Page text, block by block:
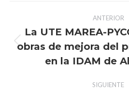
Navegación
entre
publicaciones
ANTERIOR
La UTE MAREA-
obras de mejora del
en la IDAM de
SIGUIENTE